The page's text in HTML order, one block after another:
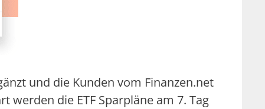
und die Kunden vom Finanzen.net
die ETF Sparpläne am 7. Tag